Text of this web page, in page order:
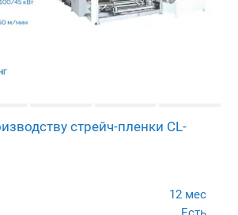
стрейч-пленки CL-
12 мес